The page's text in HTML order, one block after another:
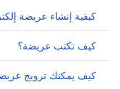
كيفية إنشاء عريضة
كيف تكتب عريضة؟
كيف يمكنك ترويج